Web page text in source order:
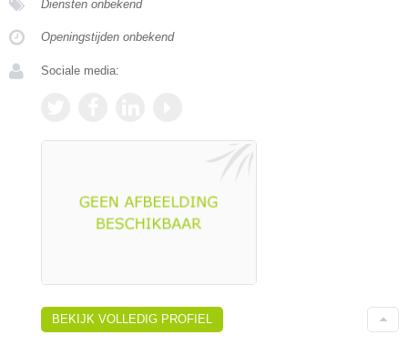
Diensten onbekend
Openingstijden onbekend
Sociale media:
BEKIJK VOLLEDIG PROFIEL